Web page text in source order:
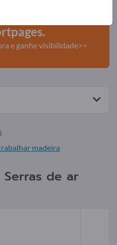
e os seus
e ganhe visibilidade>>
madeira
de ar